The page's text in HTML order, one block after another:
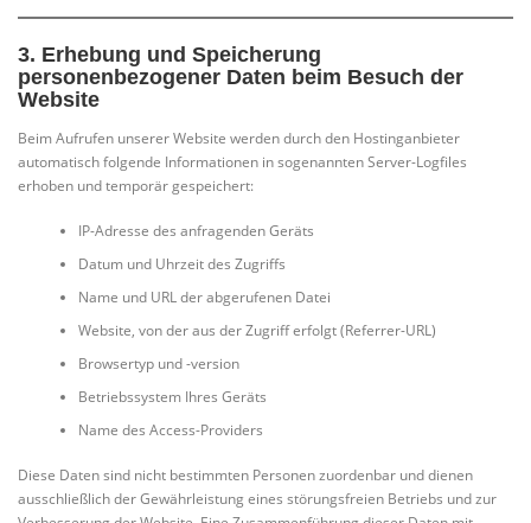
3. Erhebung und Speicherung
personenbezogener Daten beim Besuch der
Website
Beim Aufrufen unserer Website werden durch den Hostinganbieter
automatisch folgende Informationen in sogenannten Server-Logfiles
erhoben und temporär gespeichert:
IP-Adresse des anfragenden Geräts
Datum und Uhrzeit des Zugriffs
Name und URL der abgerufenen Datei
Website, von der aus der Zugriff erfolgt (Referrer-URL)
Browsertyp und -version
Betriebssystem Ihres Geräts
Name des Access-Providers
Diese Daten sind nicht bestimmten Personen zuordenbar und dienen
ausschließlich der Gewährleistung eines störungsfreien Betriebs und zur